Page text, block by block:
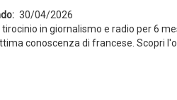
30/04/2026
in giornalismo e radio per 6
conoscenza di francese. Scopri